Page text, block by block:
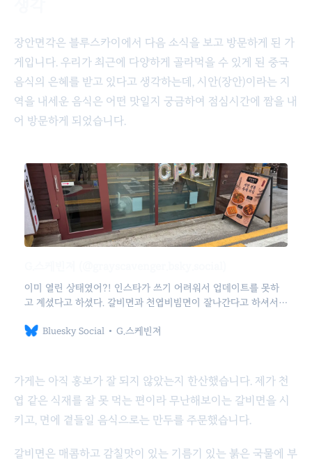
장안면각은 블루스카이에서 다음 소식을 보고 방문하게 된 가
게입니다. 우리가 최근에 다양하게 골라먹을 수 있게 된 중국
음식의 은혜를 받고 있다고 생각하는데, 시안(장안)이라는 지
역을 내세운 음식은 어떤 맛일지 궁금하여 점심시간에 짬을 내
어 방문하게 되었습니다.
이미 열린 상태였어?! 인스타가 쓰기 어려워서 업데이트를 못하
고 계셨다고 하셨다. 갈비면과 천엽비빔면이 잘나간다고 하셔서,
호불호가 갈린다고 걱정하시면서 쏘즈면을 추천해주셨다.
Bluesky Social G.스케빈져
가게는 아직 홍보가 잘 되지 않았는지 한산했습니다. 제가 천
엽 같은 식재를 잘 못 먹는 편이라 무난해보이는 갈비면을 시
키고, 면에 곁들일 음식으로는 만두를 주문했습니다.
갈비면은 매콤하고 감칠맛이 있는 기름기 있는 붉은 국물에 부